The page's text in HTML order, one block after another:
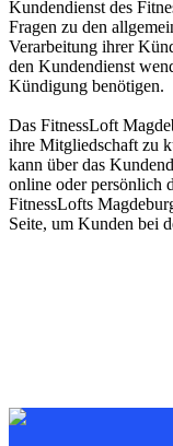
Kundendienst des
Fragen zu den
Verarbeitung ihrer
den Kundendienst
Kündigung benötigen.
Das FitnessLoft
ihre Mitgliedschaft zu
kann über das
online oder persönlich
FitnessLofts
Seite, um Kunden bei